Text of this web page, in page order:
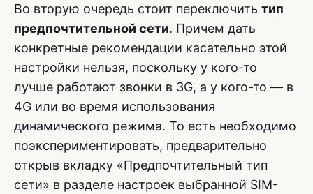
Во вторую очередь стоит переключить тип
предпочтительной сети. Причем дать
конкретные рекомендации касательно этой
настройки нельзя, поскольку у кого-то
лучше работают звонки в 3G, а у кого-то — в
4G или во время использования
динамического режима. То есть необходимо
поэкспериментировать, предварительно
открыв вкладку «Предпочтительный тип
сети» в разделе настроек выбранной SIM-